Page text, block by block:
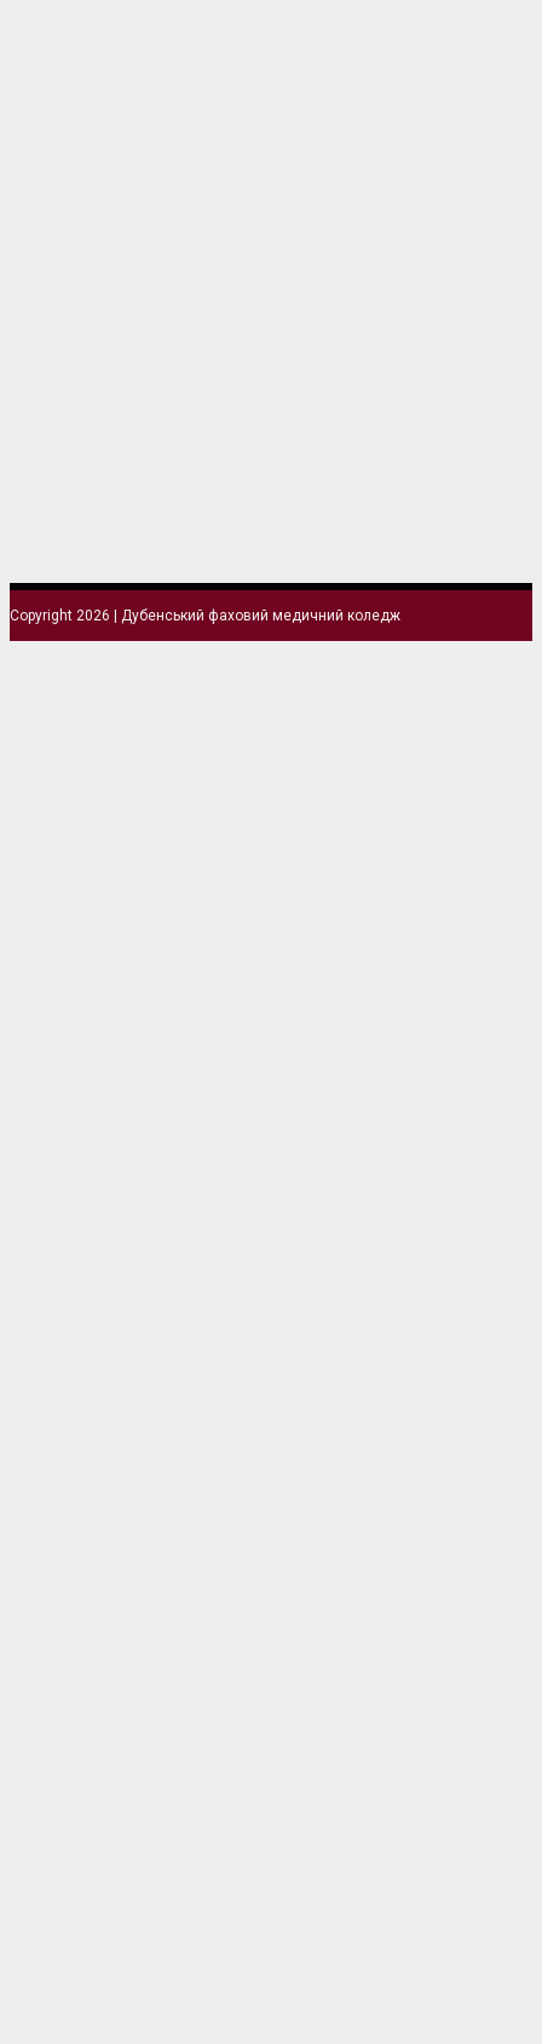
Copyright 2026 | Дубенський фаховий медичний коледж